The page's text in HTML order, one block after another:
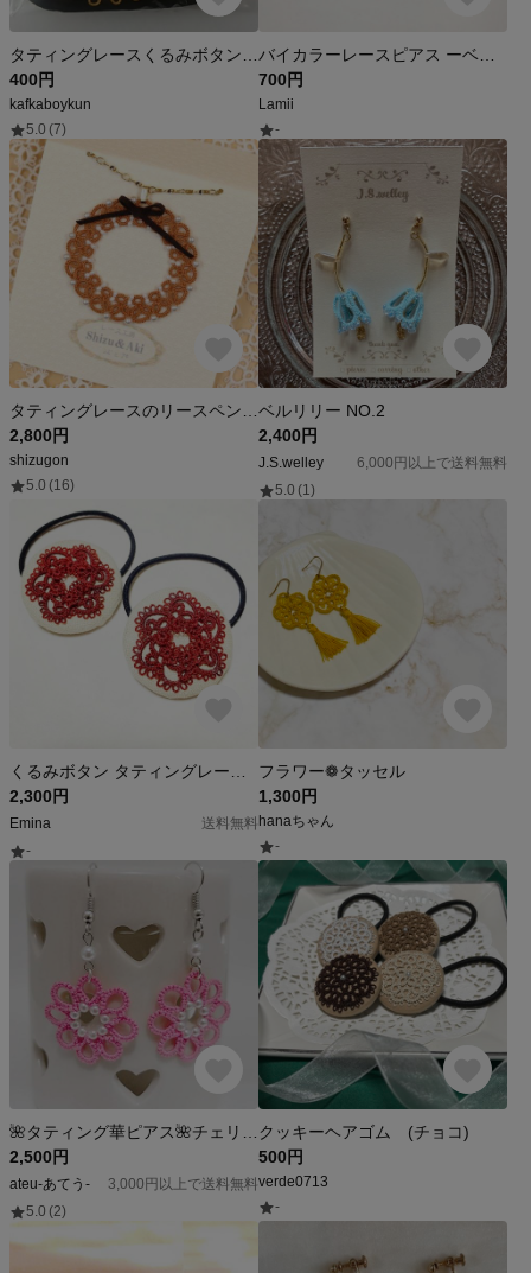
400円
kafkaboykun
5.0 (7)
700円
Lamii
-
2,800円
shizugon
5.0 (16)
ベルリリー NO.2
2,400円
J.S.welley
6,000円以上で送料無料
5.0 (1)
2,300円
Emina
送料無料
-
フラワー❁タッセル
1,300円
hanaちゃん
-
2,500円
ateu-あてう-
3,000円以上で送料無料
5.0 (2)
クッキーヘアゴム (チョコ)
500円
verde0713
-